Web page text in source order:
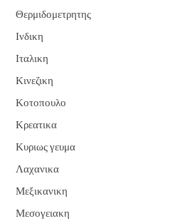
Θερμιδομετρητης
Ινδικη
Ιταλικη
Κινεζικη
Κοτοπουλο
Κρεατικα
Κυριως γευμα
Λαχανικα
Μεξικανικη
Μεσογειακη